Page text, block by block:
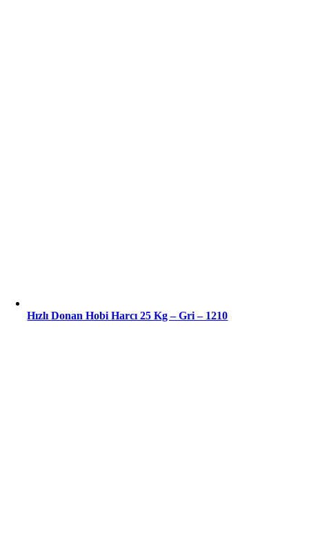
Hızlı Donan Hobi Harcı 25 Kg – Gri – 1210